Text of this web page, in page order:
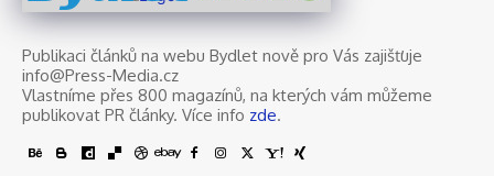
Publikaci článků na webu Bydlet nově pro Vás zajišťuje
info@Press-Media.cz
Vlastníme přes 800 magazínů, na kterých vám můžeme
publikovat PR články. Více info zde.